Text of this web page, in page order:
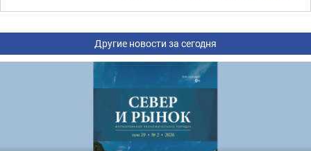
Другие новости за сегодня